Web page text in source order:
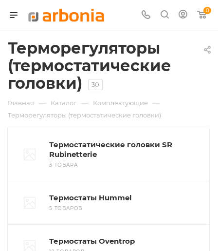
0
Терморегуляторы
(термостатические
головки)
30
Главная — Каталог — Комплектующие —
Терморегуляторы (термостатические головки)
Термостатические головки SR
Rubinetterie
3 ТОВАРА
Термостаты Hummel
5 ТОВАРОВ
Термостаты Oventrop